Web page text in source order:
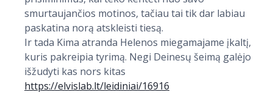
smurtaujančios motinos, tačiau tai tik dar labiau
paskatina norą atskleisti tiesą.
Ir tada Kima atranda Helenos miegamajame įkaltį,
kuris pakreipia tyrimą. Negi Deinesų šeimą galėjo
išžudyti kas nors kitas
https://elvislab.lt/leidiniai/16916